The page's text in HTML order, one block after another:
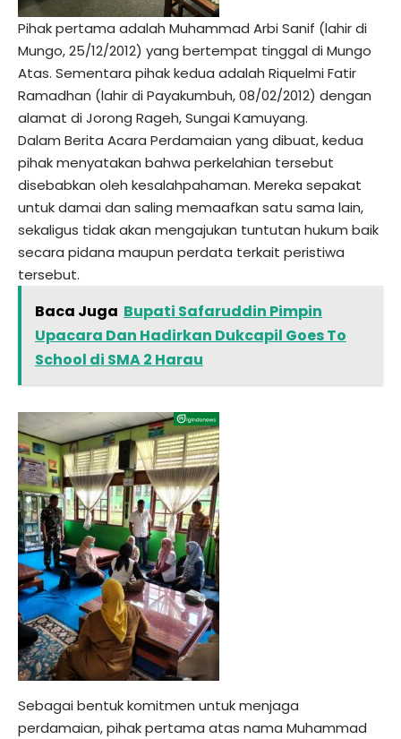
Pihak pertama adalah Muhammad Arbi Sanif (lahir di
Mungo, 25/12/2012) yang bertempat tinggal di Mungo
Atas. Sementara pihak kedua adalah Riquelmi Fatir
Ramadhan (lahir di Payakumbuh, 08/02/2012) dengan
alamat di Jorong Rageh, Sungai Kamuyang.
Dalam Berita Acara Perdamaian yang dibuat, kedua
pihak menyatakan bahwa perkelahian tersebut
disebabkan oleh kesalahpahaman. Mereka sepakat
untuk damai dan saling memaafkan satu sama lain,
sekaligus tidak akan mengajukan tuntutan hukum baik
secara pidana maupun perdata terkait peristiwa
tersebut.
Baca Juga Bupati Safaruddin Pimpin
Upacara Dan Hadirkan Dukcapil Goes To
School di SMA 2 Harau
Sebagai bentuk komitmen untuk menjaga
perdamaian, pihak pertama atas nama Muhammad